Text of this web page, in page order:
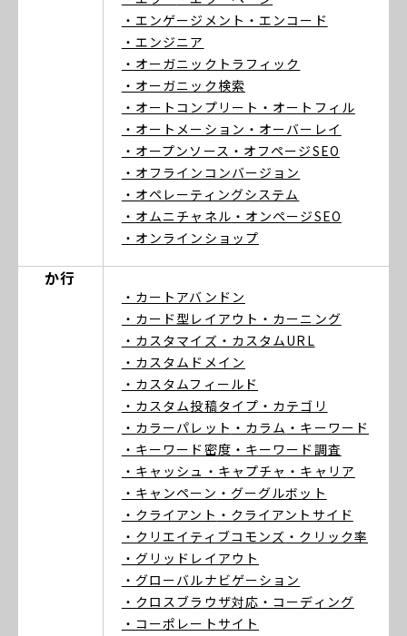
・エンゲージメント ・エンコード
・エンジニア
・オーガニックトラフィック
・オーガニック検索
・オートコンプリート ・オートフィル
・オートメーション ・オーバーレイ
・オープンソース ・オフページSEO
・オフラインコンバージョン
・オペレーティングシステム
・オムニチャネル ・オンページSEO
・オンラインショップ
か行
・カートアバンドン
・カード型レイアウト ・カーニング
・カスタマイズ ・カスタムURL
・カスタムドメイン
・カスタムフィールド
・カスタム投稿タイプ ・カテゴリ
・カラーパレット ・カラム ・キーワード
・キーワード密度 ・キーワード調査
・キャッシュ ・キャプチャ ・キャリア
・キャンペーン ・グーグルボット
・クライアント ・クライアントサイド
・クリエイティブコモンズ ・クリック率
・グリッドレイアウト
・グローバルナビゲーション
・クロスブラウザ対応 ・コーディング
・コーポレートサイト